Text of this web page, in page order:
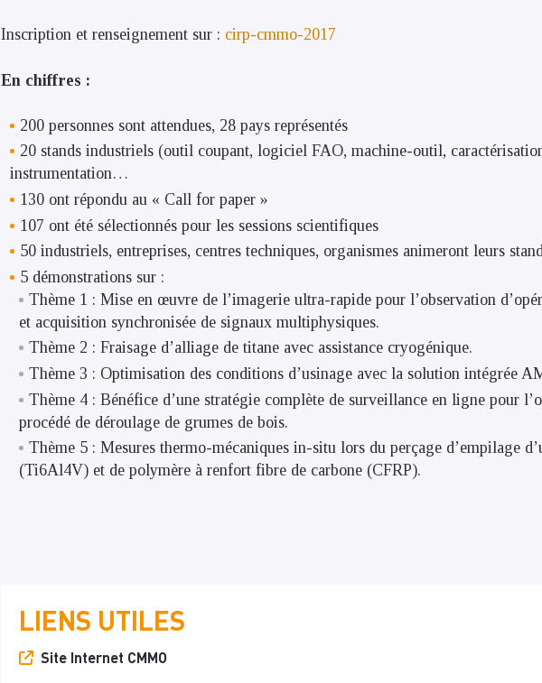
Inscription et renseignement sur : cirp-cmmo-2017
En chiffres :
200 personnes sont attendues, 28 pays représentés
20 stands industriels (outil coupant, logiciel FAO, machine-outil,
instrumentation…
130 ont répondu au « Call for paper »
107 ont été sélectionnés pour les sessions scientifiques
50 industriels, entreprises, centres techniques, organismes animeront leurs
5 démonstrations sur :
Thème 1 : Mise en œuvre de l’imagerie ultra-rapide pour l’observation
et acquisition synchronisée de signaux multiphysiques.
Thème 2 : Fraisage d’alliage de titane avec assistance cryogénique.
Thème 3 : Optimisation des conditions d’usinage avec la solution intégrée
Thème 4 : Bénéfice d’une stratégie complète de surveillance en ligne pour
procédé de déroulage de grumes de bois.
Thème 5 : Mesures thermo-mécaniques in-situ lors du perçage d’empilage
(Ti6Al4V) et de polymère à renfort fibre de carbone (CFRP).
LIENS UTILES
Site Internet CMMO